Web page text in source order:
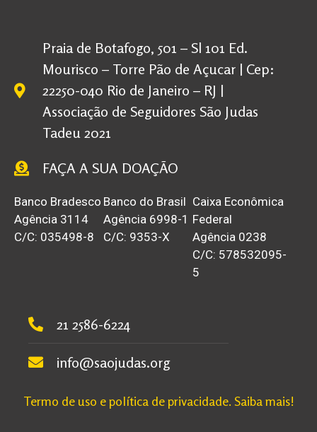
Praia de Botafogo, 501 – Sl 101 Ed.
Mourisco – Torre Pão de Açucar | Cep:
22250-040 Rio de Janeiro – RJ |
Associação de Seguidores São Judas
Tadeu 2021
FAÇA A SUA DOAÇÃO
Banco Bradesco
Agência 3114
C/C: 035498-8
Banco do Brasil
Agência 6998-1
C/C: 9353-X
Caixa Econômica
Federal
Agência 0238
C/C: 578532095-
5
21 2586-6224
info@saojudas.org
Termo de uso e política de privacidade. Saiba mais!